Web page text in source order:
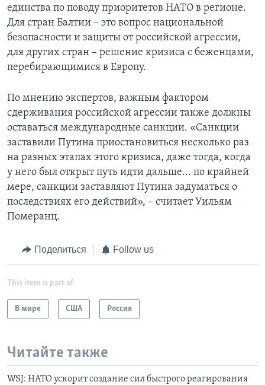
единства по поводу приоритетов НАТО в регионе.
Для стран Балтии – это вопрос национальной
безопасности и защиты от российской агрессии,
для других стран – решение кризиса с беженцами,
перебирающимися в Европу.
По мнению экспертов, важным фактором
сдерживания российской агрессии также должны
оставаться международные санкции. «Санкции
заставили Путина приостановиться несколько раз
на разных этапах этого кризиса, даже тогда, когда
у него был открыт путь идти дальше... по крайней
мере, санкции заставляют Путина задуматься о
последствиях его действий», – считает Уильям
Померанц.
Поделиться Follow us
This item is part of
В мире США Россия
Читайте также
WSJ: НАТО ускорит создание сил быстрого реагирования